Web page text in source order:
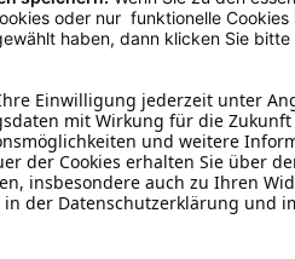
Stoff 4,5%.